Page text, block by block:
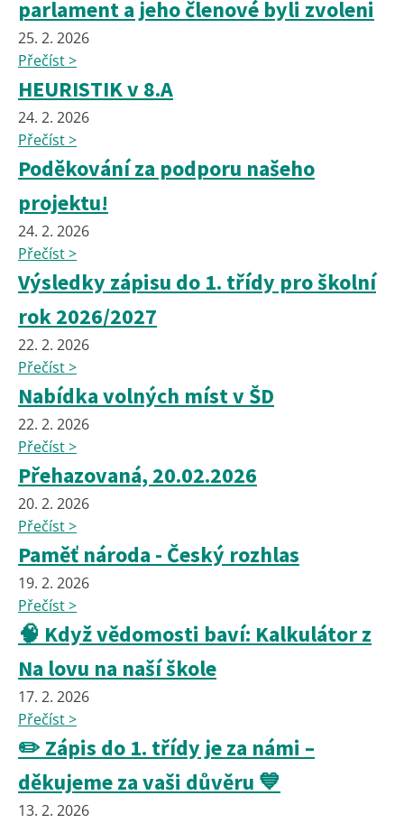
parlament a jeho členové byli zvoleni
25. 2. 2026
Přečíst >
HEURISTIK v 8.A
24. 2. 2026
Přečíst >
Poděkování za podporu našeho
projektu!
24. 2. 2026
Přečíst >
Výsledky zápisu do 1. třídy pro školní
rok 2026/2027
22. 2. 2026
Přečíst >
Nabídka volných míst v ŠD
22. 2. 2026
Přečíst >
Přehazovaná, 20.02.2026
20. 2. 2026
Přečíst >
Paměť národa - Český rozhlas
19. 2. 2026
Přečíst >
🧠 Když vědomosti baví: Kalkulátor z
Na lovu na naší škole
17. 2. 2026
Přečíst >
✏️ Zápis do 1. třídy je za námi –
děkujeme za vaši důvěru 💙
13. 2. 2026